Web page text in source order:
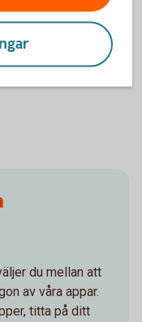
ut sina aktier till en
du mellan att
av våra appar.
titta på ditt